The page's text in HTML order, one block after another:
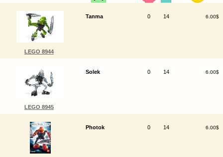
LEGO 8944
Tanma 0 14 6.00$
LEGO 8945
Solek 0 14 6.00$
Photok 0 14 6.00$